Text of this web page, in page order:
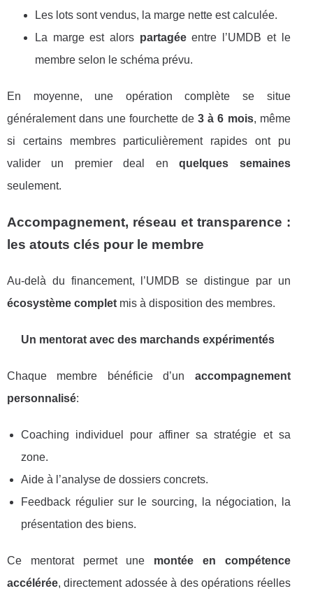
Les lots sont vendus, la marge nette est calculée.
La marge est alors partagéeentre l’UMDB et le
membre selon le schéma prévu.
En moyenne, une opération complète se situe
généralement dans une fourchette de3 à 6 mois, même
si certains membres particulièrement rapides ont pu
valider un premier deal enquelques semaines
seulement.
Accompagnement, réseau et transparence :
les atouts clés pour le membre
Au-delà du financement, l’UMDB se distingue par un
écosystème complet mis à disposition des membres.
Un mentorat avec des marchands expérimentés
Chaque membre bénéficie d’un accompagnement
personnalisé:
Coaching individuel pour affiner sa stratégie et sa
zone.
Aide à l’analyse de dossiers concrets.
Feedback régulier sur le sourcing, la négociation, la
présentation des biens.
Ce mentorat permet une montée en compétence
accélérée, directement adossée à des opérations réelles